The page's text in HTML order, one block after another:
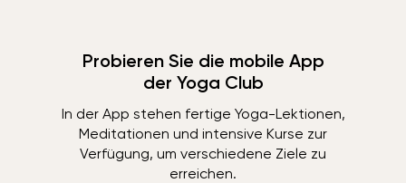
Probieren Sie die mobile App
der Yoga Club
In der App stehen fertige Yoga-Lektionen,
Meditationen und intensive Kurse zur
Verfügung, um verschiedene Ziele zu
erreichen.